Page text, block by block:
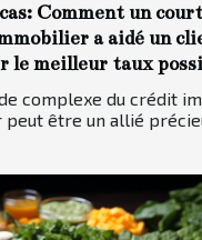
Comment un
a aidé un
le meilleur taux
complexe du crédit
être un allié